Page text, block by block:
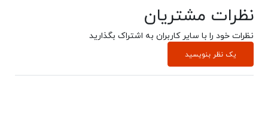
نظرات مشتریان
نظرات خود را با سایر کاربران به اشتراک بگذارید
یک نظر بنویسید